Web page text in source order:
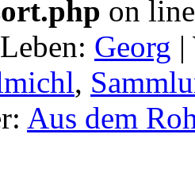
on
Leben: Georg |
,
Aus dem